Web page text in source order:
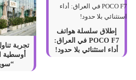
إطلاق سلسلة هواتف
POCO F7 في العراق:
أداء استثنائي بلا حدود!
تجربة
أوسطية